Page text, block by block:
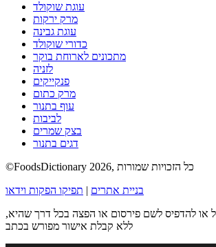
עוגת שוקולד
מרק ירקות
עוגת גבינה
כדורי שוקולד
מתכונים לארוחת בוקר
לזניה
פנקייקים
מרק כתום
עוף בתנור
לביבות
בצק שמרים
דגים בתנור
©FoodsDictionary 2026, כל הזכויות שמורות
בניית אתרים
תפיקו הפקות וידאו
או להדפיס לשם פירסום או הפצה בכל דרך שהיא,
ללא קבלת אישור מפורש בכתב